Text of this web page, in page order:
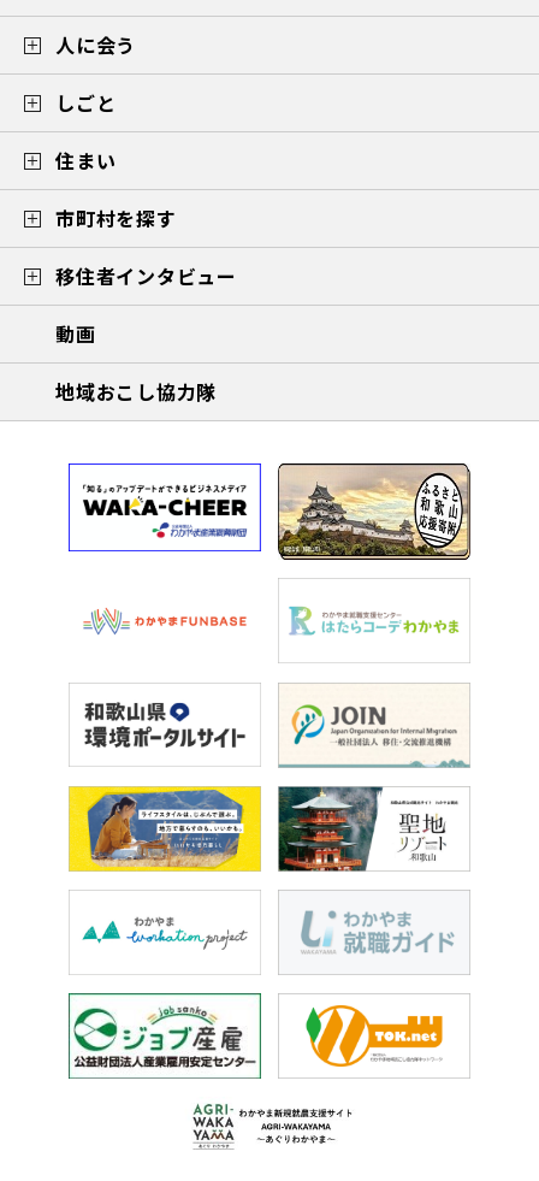
人に会う
しごと
住まい
市町村を探す
移住者インタビュー
動画
地域おこし協力隊